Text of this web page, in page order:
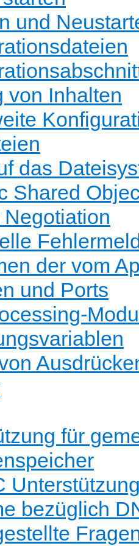
und
von Inhalten
das
Shared
der vom
und Ports
für
bezüglich